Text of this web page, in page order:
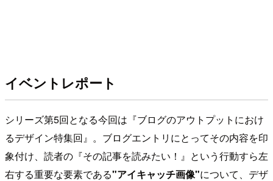
イベントレポート
シリーズ第5回となる今回は『ブログのアウトプットにおけ
るデザイン特集回』。ブログエントリにとってその内容を印
象付け、読者の『その記事を読みたい！』という行動すら左
右する重要な要素である"アイキャッチ画像"について、デザ